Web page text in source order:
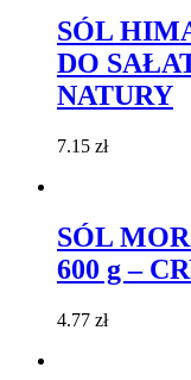
SÓL
DO
NATURY
7.15 zł
SÓL
600 g –
4.77 zł